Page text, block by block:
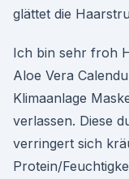
glättet die
Ich bin sehr froh
Aloe Vera
Klimaanlage
verlassen. Diese
verringert sich
Protein/